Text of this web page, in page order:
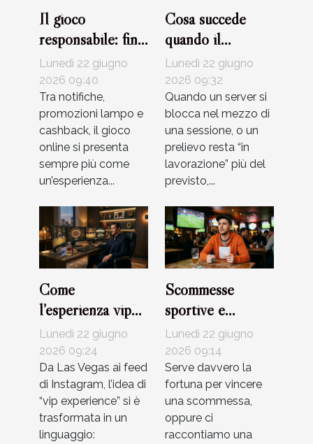
Il gioco
responsabile: fino
a che punto i
bonus influenzano
le abitudini dei
giocatori
Lunedì 22 giugno
2026 09:40
Tra notifiche,
promozioni lampo e
cashback, il gioco
online si presenta
sempre più come
un’esperienza...
Cosa succede
quando il
supporto clienti
fa la differenza
nel gioco digitale
Lunedì 22 giugno
2026 09:32
Quando un server si
blocca nel mezzo di
una sessione, o un
prelievo resta “in
lavorazione” più del
previsto,...
Come
l’esperienza vip
cambia il modo di
giocare nei casinò
online
Lunedì 22 giugno
2026 09:24
Da Las Vegas ai feed
di Instagram, l’idea di
“vip experience” si è
trasformata in un
linguaggio:
Scommesse
sportive e
superstizioni:
quanto conta
davvero la
fortuna?
Lunedì 22 giugno
2026 09:14
Serve davvero la
fortuna per vincere
una scommessa,
oppure ci
raccontiamo una